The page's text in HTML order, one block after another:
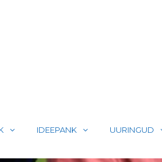
IDEEPANK UURINGUD